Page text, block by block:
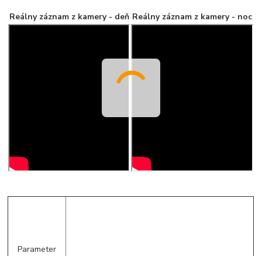
Reálny záznam z kamery - deň Reálny záznam z kamery - noc
Parameter